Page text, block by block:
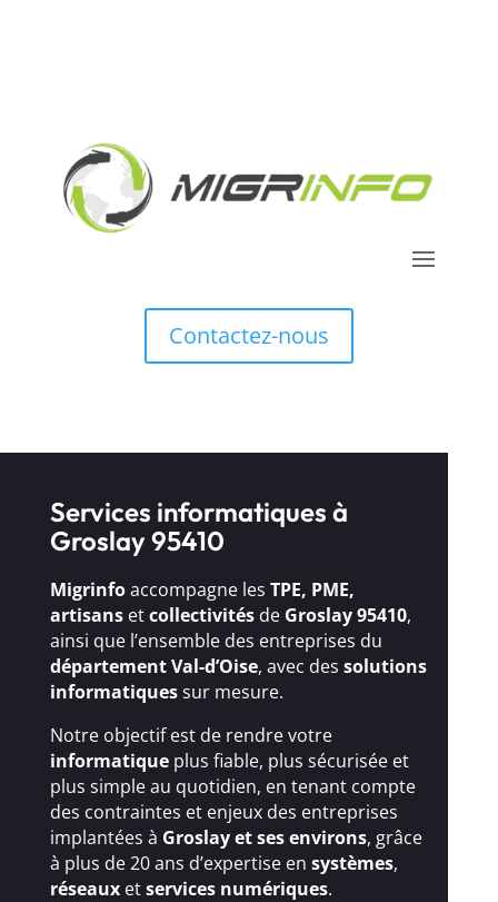
Contactez-nous
Services informatiques à
Groslay 95410
Migrinfoaccompagne les TPE, PME,
artisansetcollectivitésde Groslay 95410,
ainsi que l’ensemble des entreprises du
département Val-d’Oise, avec des solutions
informatiquessur mesure.
Notre objectif est de rendre votre
informatiqueplus fiable, plus sécurisée et
plus simple au quotidien, en tenant compte
des contraintes et enjeux des entreprises
implantées à Groslay et ses environs, grâce
à plus de 20 ans d’expertise en systèmes,
réseauxetservices numériques.